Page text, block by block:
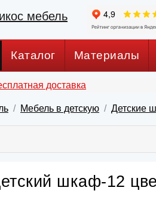
Каталог Материалы
Мебель в детскую Детские
шкаф-12